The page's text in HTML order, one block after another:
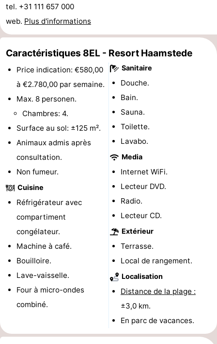
faire
d'intérêt
-
Musées
-
Monuments
-
Églises
Moulins
-
Points
de
vue
Attractions
-
Croisières
Terrains
de
jeux
-
Aires
jeux
intérieures
-
Bowling
Parcours
de
mini-
Centres
de
bien-
Villages
&
Nature
guidées
Sports
tel. +31 111 657 000
web. Plus d'informations
Caractéristiques 8EL - Resort Haamstede
Price indication: €580,00
à €2.780,00 par semaine.
Max. 8 personen.
Chambres: 4.
Surface au sol: ±125 m².
Animaux admis après
consultation.
Non fumeur.
Cuisine
Réfrigérateur avec
compartiment
congélateur.
Machine à café.
Bouilloire.
Lave-vaisselle.
Four à micro-ondes
combiné.
Sanitaire
Douche.
Bain.
Sauna.
Toilette.
Lavabo.
Media
Internet WiFi.
Lecteur DVD.
Radio.
Lecteur CD.
Extérieur
Terrasse.
Local de rangement.
Localisation
Distance de la plage :
±3,0 km.
En parc de vacances.